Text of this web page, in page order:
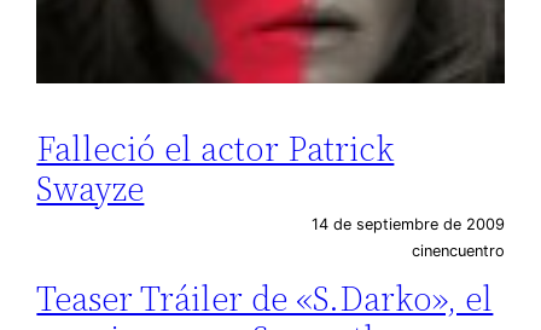
Falleció el actor Patrick
Swayze
14 de septiembre de 2009
cinencuentro
Teaser Tráiler de «S.Darko», el